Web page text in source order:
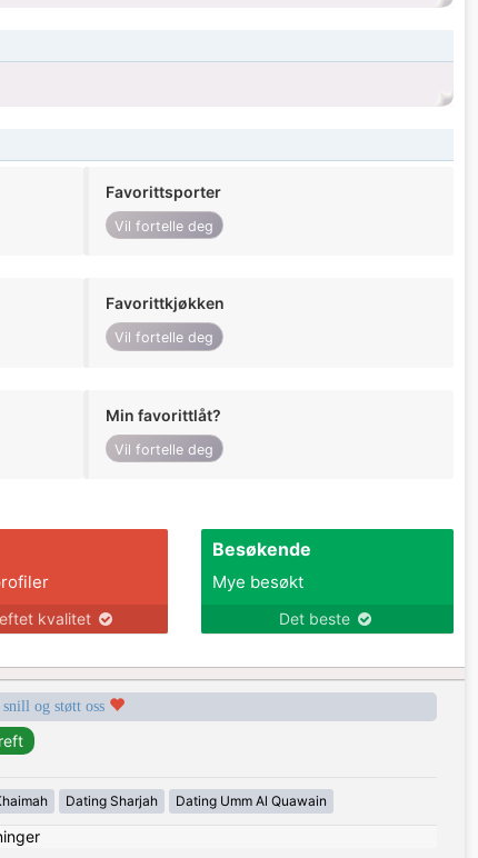
Favorittsporter
Vil fortelle deg
Favorittkjøkken
Vil fortelle deg
Min favorittlåt?
Vil fortelle deg
kvalitet
Besøkende
Mye besøkt
Det beste
og støtt oss
Dating Sharjah Dating Umm Al Quawain